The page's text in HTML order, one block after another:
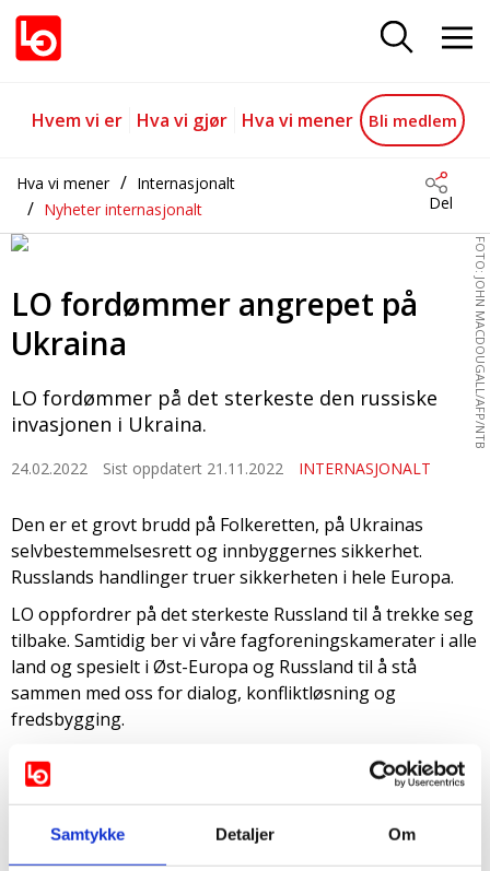
Samtykke Detaljer Om
LO fordømmer angrepet på
Gå til hovedinnhold
Gå til navigasjon
Hvem vi er Hva vi gjør Hva vi mener Bli medlem
Hva vi mener
Internasjonalt
Nyheter internasjonalt
Del
FOTO: JOHN MACDOUGALL/AFP/NTB
LO fordømmer angrepet på
Ukraina
LO fordømmer på det sterkeste den russiske
invasjonen i Ukraina.
24.02.2022 Sist oppdatert 21.11.2022 INTERNASJONALT
Den er et grovt brudd på Folkeretten, på Ukrainas
selvbestemmelsesrett og innbyggernes sikkerhet.
Russlands handlinger truer sikkerheten i hele Europa.
LO oppfordrer på det sterkeste Russland til å trekke seg
tilbake. Samtidig ber vi våre fagforeningskamerater i alle
land og spesielt i Øst-Europa og Russland til å stå
sammen med oss for dialog, konfliktløsning og
fredsbygging.
Vi støtter også uttalelsen fra
ETUC/ITUC om
angrepet på Ukraina.